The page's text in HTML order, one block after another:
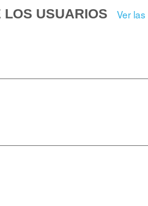
LOS USUARIOS Ver